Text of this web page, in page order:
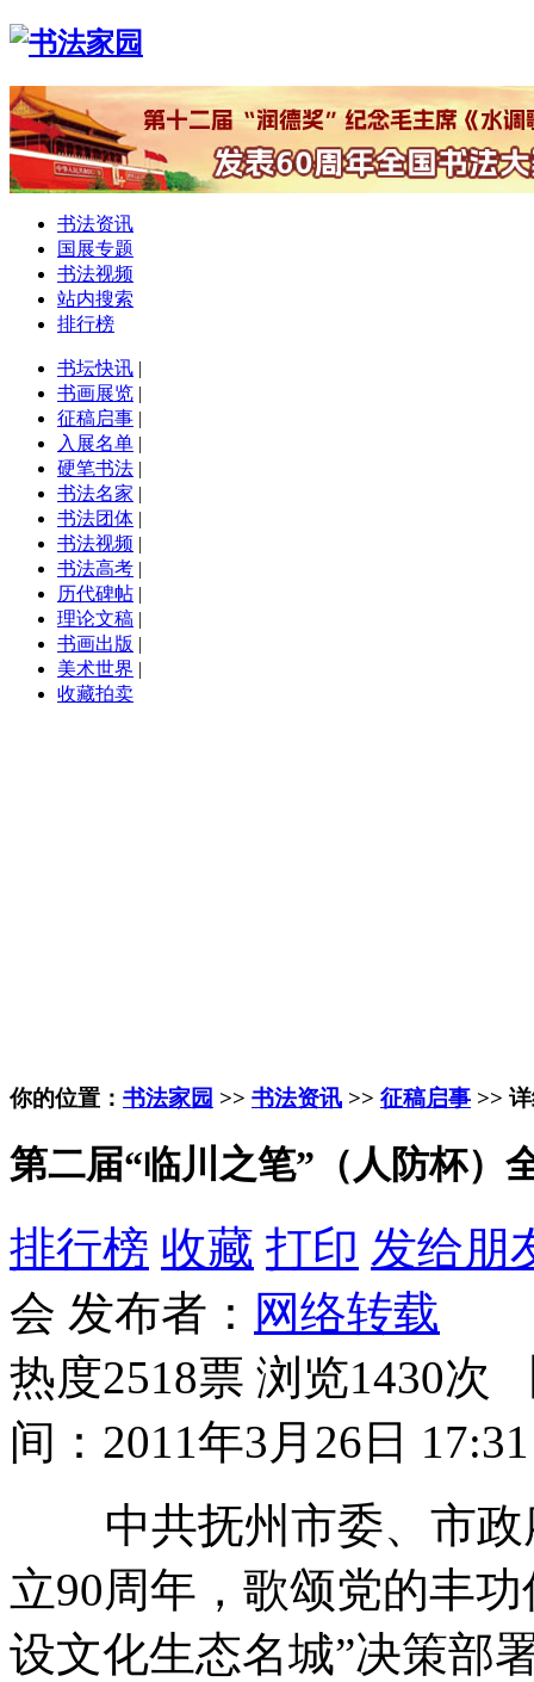
书法资讯
国展专题
书法视频
站内搜索
排行榜
书坛快讯 |
书画展览 |
征稿启事 |
入展名单 |
硬笔书法 |
书法名家 |
书法团体 |
书法视频 |
书法高考 |
历代碑帖 |
理论文稿 |
书画出版 |
美术世界 |
收藏拍卖
你的位置： 书法家园 >> 书法资讯 >> 征稿启事 >>
第二届“临川之笔”（人防杯）
排行榜 收藏 打印 发给朋
会 发布者： 网络转载
热度2518票 浏览1430次
间：2011年3月26日 17:31
中共抚州市委、市政
立90周年，歌颂党的丰
设文化生态名城”决策部